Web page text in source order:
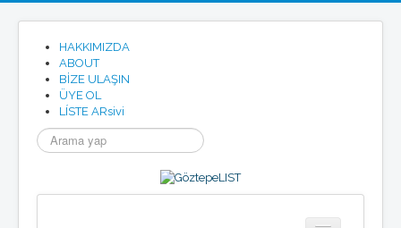
HAKKIMIZDA
ABOUT
BİZE ULAŞIN
ÜYE OL
LÍSTE ARsivi
arama...